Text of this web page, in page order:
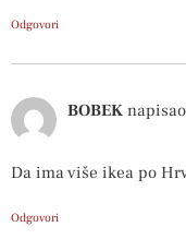
Odgovori
BOBEK
Da ima više ikea po
Odgovori